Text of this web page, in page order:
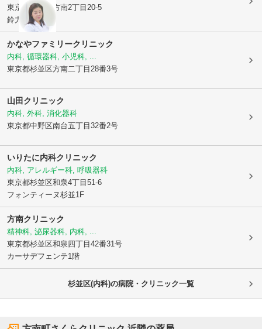
東京都杉並区方南2丁目20-5
鈴力第2ビル
かなやファミリークリニック
内科, 循環器科, 小児科, ...
東京都杉並区方南二丁目28番3号
山田クリニック
内科, 外科, 消化器科
東京都中野区南台五丁目32番2号
いりたに内科クリニック
内科, アレルギー科, 呼吸器科
東京都杉並区和泉4丁目51-6
フォンティーヌ杉並1F
方南クリニック
精神科, 泌尿器科, 内科, ...
東京都杉並区和泉四丁目42番31号
カーサデフェンテ1階
杉並区(内科)の病院・クリニック一覧